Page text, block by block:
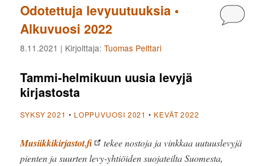
Odotettuja levyuutuuksia •
Alkuvuosi 2022
8.11.2021 | Kirjoittaja:Tuomas Pelttari
Tammi-helmikuun uusia levyjä
kirjastosta
SYKSY 2021 • LOPPUVUOSI 2021 • KEVÄT 2022
Musiikkikirjastot.fi
tekee nostoja ja vinkkaa uutuuslevyjä
pienten ja suurten levy-yhtiöiden suojateilta Suomesta,